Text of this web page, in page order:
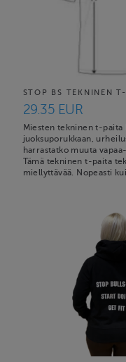
STOP BS TEKNINEN
29.35 EUR
Miesten tekninen t-paita
juoksuporukkaan,
harrastatko muuta
Tämä tekninen t-paita
miellyttävää. Nopeasti